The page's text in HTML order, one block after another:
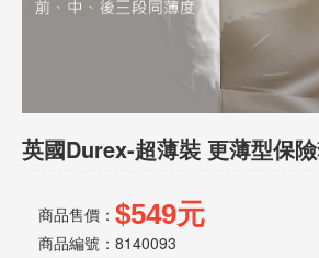
明
英國Durex-超薄裝 更薄型保
商品售價： $549元
商品編號：8140093